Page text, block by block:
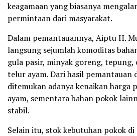
keagamaan yang biasanya
permintaan dari masyarakat.
Dalam pemantauannya, Aiptu H.
langsung sejumlah komoditas
gula pasir, minyak goreng, tepung,
telur ayam. Dari hasil pemantauan
ditemukan adanya kenaikan harga
ayam, sementara bahan pokok
stabil.
Selain itu, stok kebutuhan pokok